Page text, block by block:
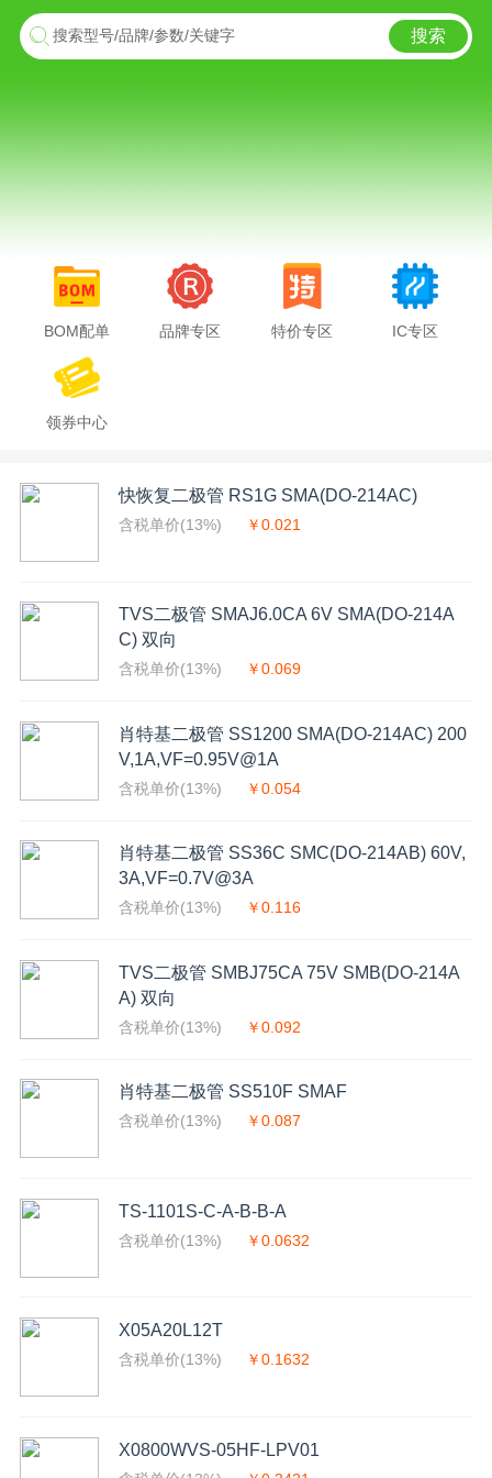
搜索型号/品牌/参数/关键字 搜索
BOM配单 品牌专区 特价专区 IC专区
领券中心
快恢复二极管 RS1G SMA(DO-214AC)
含税单价(13%) ￥0.021
TVS二极管 SMAJ6.0CA 6V SMA(DO-214A
C) 双向
含税单价(13%) ￥0.069
肖特基二极管 SS1200 SMA(DO-214AC) 200
V,1A,VF=0.95V@1A
含税单价(13%) ￥0.054
肖特基二极管 SS36C SMC(DO-214AB) 60V,
3A,VF=0.7V@3A
含税单价(13%) ￥0.116
TVS二极管 SMBJ75CA 75V SMB(DO-214A
A) 双向
含税单价(13%) ￥0.092
肖特基二极管 SS510F SMAF
含税单价(13%) ￥0.087
TS-1101S-C-A-B-B-A
含税单价(13%) ￥0.0632
X05A20L12T
含税单价(13%) ￥0.1632
X0800WVS-05HF-LPV01